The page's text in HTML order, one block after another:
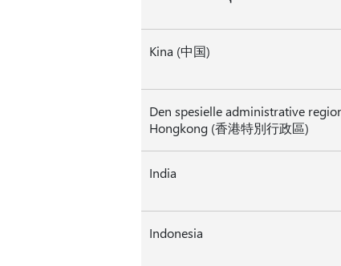
Kina (中国)
Den spesielle administrative
Hongkong (香港特別行政區)
India
Indonesia